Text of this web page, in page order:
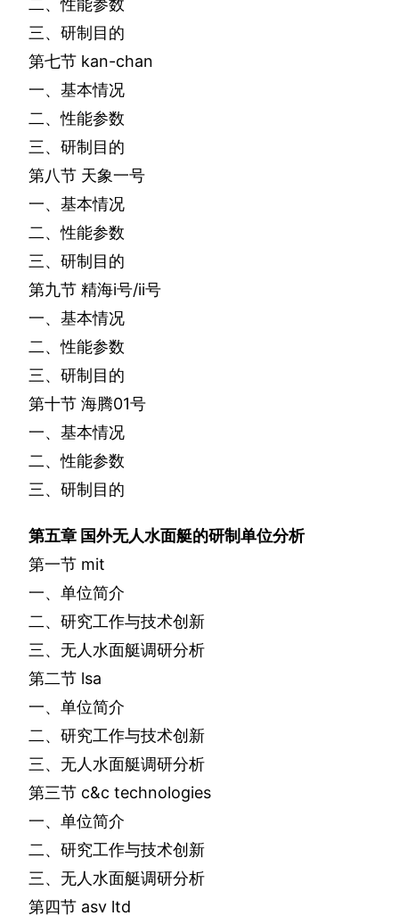
二、性能参数
三、研制目的
第七节 kan-chan
一、基本情况
二、性能参数
三、研制目的
第八节 天象一号
一、基本情况
二、性能参数
三、研制目的
第九节 精海i号/ii号
一、基本情况
二、性能参数
三、研制目的
第十节 海腾01号
一、基本情况
二、性能参数
三、研制目的
第五章 国外无人水面艇的研制单位分析
第一节 mit
一、单位简介
二、研究工作与技术创新
三、无人水面艇调研分析
第二节 lsa
一、单位简介
二、研究工作与技术创新
三、无人水面艇调研分析
第三节 c&c technologies
一、单位简介
二、研究工作与技术创新
三、无人水面艇调研分析
第四节 asv ltd